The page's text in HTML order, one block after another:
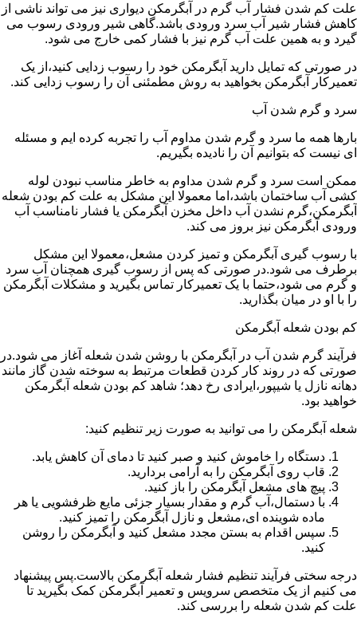
علت کم شدن فشار آب گرم در آبگرمکن دیواری نیز می تواند ناشی از
کاهش فشار شیر آب سرد ورودی باشد.گاهی شیر ورودی رسوب می
گیرد و به همین علت آب گرم نیز با فشار کمی خارج می شود.
در صورتی که تمایل دارید آبگرمکن خود را رسوب زدایی کنید،از یک
تعمیرکار آبگرمکن بخواهید به روش مطمئنی آن را رسوب زدایی کند.
سرد و گرم شدن آب
بارها همه ما سرد و گرم شدن مداوم آب را تجربه کرده ایم و مسئله
ای نیست که بتوانیم آن را نادیده بگیریم.
ممکن است سرد و گرم شدن مداوم به خاطر مناسب نبودن لوله
کشی آب ساختمان باشد،اما معمولا این مشکل به علت کم بودن شعله
آبگرمکن،گرم نشدن آب داخل مخزن آبگرمکن یا فشار نامناسب آب
ورودی آبگرمکن نیز بروز می کند.
با رسوب گیری آبگرمکن و تمیز کردن مشعل،معمولا این مشکل
برطرف می شود.در صورتی که پس از رسوب گیری همچنان آب سرد
و گرم می شود،حتما با یک تعمیرکار تماس بگیرید و مشکلات آبگرمکن
را با او در میان بگذارید.
کم بودن شعله آبگرمکن
فرآیند گرم شدن آب در آبگرمکن با روشن شدن شعله آغاز می شود.در
صورتی که در روند کار کردن قطعات مرتبط به سوخته شدن گاز مانند
دهانه نازل یا شیپور،ایرادی رخ دهد؛ شاهد کم بودن شعله آبگرمکن
خواهید بود.
شعله آبگرمکن را می توانید به صورت زیر تنظیم کنید:
دستگاه را خاموش کنید و صبر کنید تا دمای آن کاهش یابد.
قاب روی آبگرمکن را به آرامی بردارید.
پیچ های مشعل آبگرمکن را باز کنید.
با دستمال،آب گرم و مقدار بسیار جزئی مایع ظرفشویی یا هر
ماده شوینده ای،مشعل و نازل آبگرمکن را تمیز کنید.
سپس اقدام به بستن مجدد مشعل کنید و آبگرمکن را روشن
کنید.
درجه سختی فرآیند تنظیم فشار شعله آبگرمکن بالاست.پس پیشنهاد
می کنیم از یک متخصص سرویس و تعمیر آبگرمکن کمک بگیرید تا
علت کم شدن شعله را بررسی کند.